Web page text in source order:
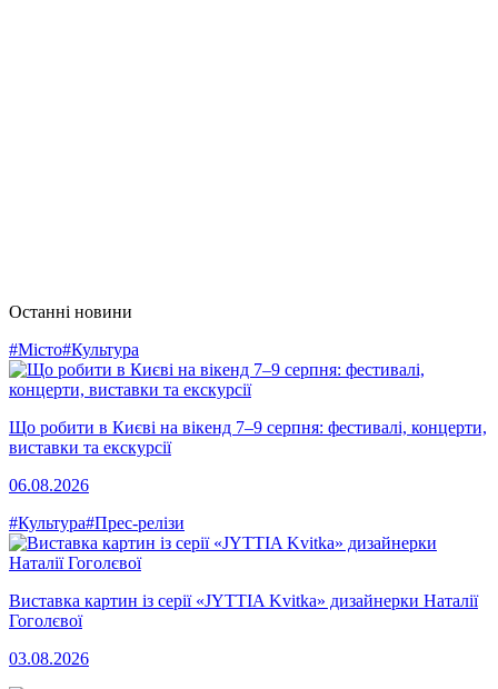
Останні новини
#Місто#Культура
Що робити в Києві на вікенд 7–9 серпня: фестивалі, концерти,
виставки та екскурсії
06.08.2026
#Культура#Прес-релізи
Виставка картин із серії «JYTTIA Kvitka» дизайнерки Наталії
Гоголєвої
03.08.2026